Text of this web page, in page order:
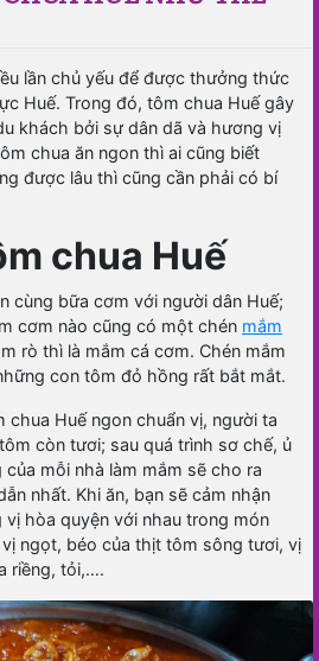
lần chủ yếu để được thưởng thức
Huế. Trong đó, tôm chua Huế gây
khách bởi sự dân dã và hương vị
chua ăn ngon thì ai cũng biết
được lâu thì cũng cần phải có bí
chua Huế
cùng bữa cơm với người dân Huế;
cơm nào cũng có một chén mắm
rò thì là mắm cá cơm. Chén mắm
con tôm đỏ hồng rất bắt mắt.
Huế ngon chuẩn vị, người ta
còn tươi; sau quá trình sơ chế, ủ
mỗi nhà làm mắm sẽ cho ra
nhất. Khi ăn, bạn sẽ cảm nhận
hòa quyện với nhau trong món
ngọt, béo của thịt tôm sông tươi, vị
riềng, tỏi,….